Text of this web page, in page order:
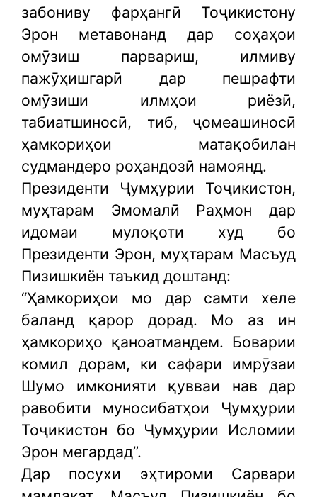
забониву фарҳангӣ Тоҷикистону
Эрон метавонанд дар соҳаҳои
омӯзиш парвариш, илмиву
пажӯҳишгарӣ дар пешрафти
омӯзиши илмҳои риёзӣ,
табиатшиносӣ, тиб, ҷомеашиносӣ
ҳамкориҳои матақобилан
судмандеро роҳандозӣ намоянд.
Президенти Ҷумҳурии Тоҷикистон,
муҳтарам Эмомалӣ Раҳмон дар
идомаи мулоқоти худ бо
Президенти Эрон, муҳтарам Масъуд
Пизишкиён таъкид доштанд:
“Ҳамкориҳои мо дар самти хеле
баланд қарор дорад. Мо аз ин
ҳамкориҳо қаноатмандем. Боварии
комил дорам, ки сафари имрӯзаи
Шумо имконияти қувваи нав дар
равобити муносибатҳои Ҷумҳурии
Тоҷикистон бо Ҷумҳурии Исломии
Эрон мегардад”.
Дар посухи эҳтироми Сарвари